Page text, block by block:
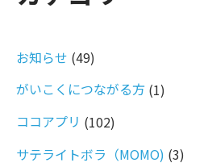
お知らせ (49)
がいこくにつながる方 (1)
ココアプリ (102)
サテライトボラ（MOMO) (3)